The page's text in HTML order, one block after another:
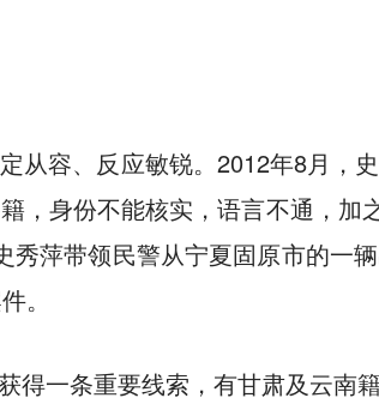
从容、反应敏锐。2012年8月，
身份不能核实，语言不通，加
萍带领民警从宁夏固原市的一
。
得一条重要线索，有甘肃及云南